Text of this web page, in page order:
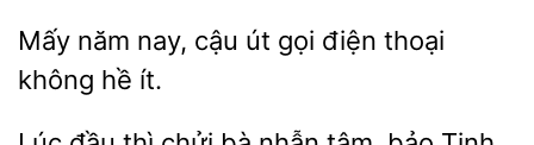
năm
cậu út gọi điện
không hề ít.